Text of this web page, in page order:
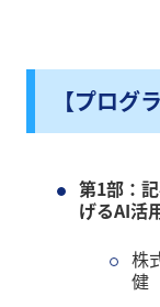
【プログ
第1部：
げるAI活
株
健